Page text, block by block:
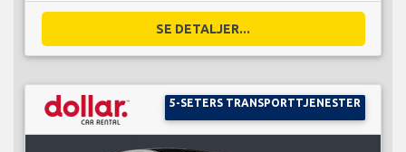
SE DETALJER...
5-SETERS TRANSPORTTJENESTER